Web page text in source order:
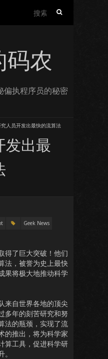
码农
偏执程序员的秘密
人员开发出最快的流算法
发出最
Geek News
得了巨大突破！他们
法，被誉为史上最快
果将极大地推动科学
来自世界各地的顶尖
多年的刻苦研究和努
法的瓶颈，实现了流
的推出，将为科学家
算工具，促进科学研